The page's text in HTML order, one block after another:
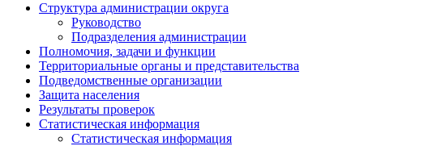
Структура администрации округа
Руководство
Подразделения администрации
Полномочия, задачи и функции
Территориальные органы и представительства
Подведомственные организации
Защита населения
Результаты проверок
Статистическая информация
Статистическая информация